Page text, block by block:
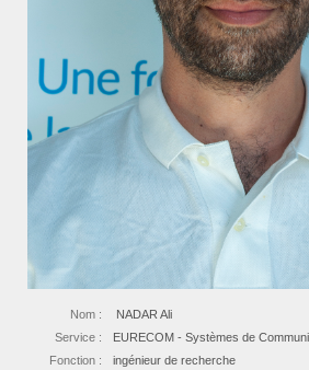
Nom :
NADAR Ali
Service :
EURECOM - Systèmes de
Fonction :
ingénieur de recherche